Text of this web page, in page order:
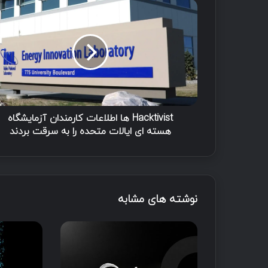
Hacktivist ها اطلاعات کارمندان آزمایشگاه
هسته ای ایالات متحده را به سرقت بردند
نوشته های مشابه